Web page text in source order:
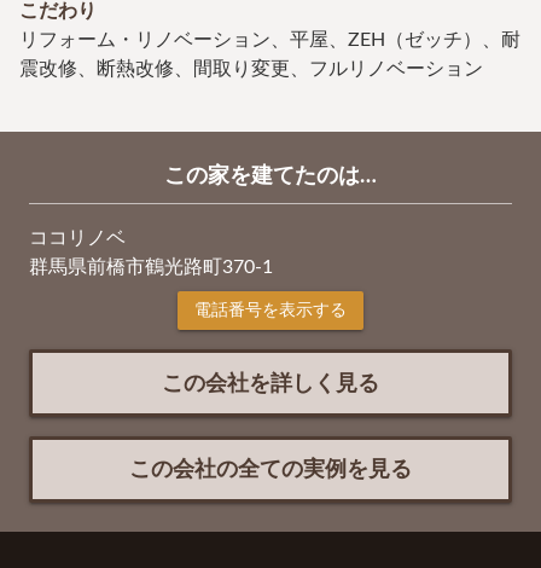
こだわり
リフォーム・リノベーション、平屋、ZEH（ゼッチ）、耐
震改修、断熱改修、間取り変更、フルリノベーション
この家を建てたのは…
ココリノベ
群馬県前橋市鶴光路町370-1
電話番号を表示する
この会社を詳しく見る
この会社の全ての実例を見る